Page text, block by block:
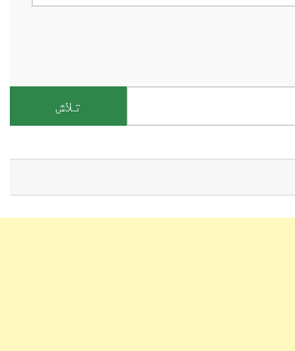
تلاش کریں: